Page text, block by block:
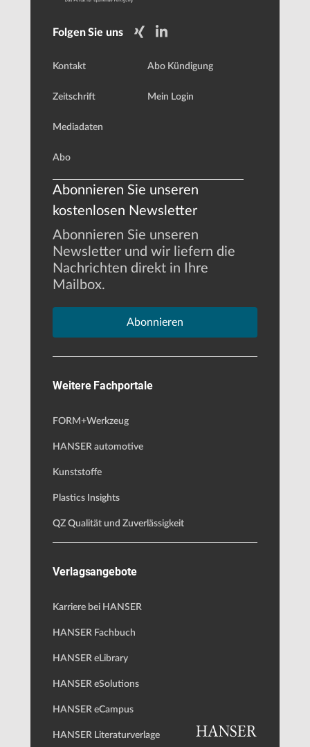
Folgen Sie uns
Kontakt
Zeitschrift
Mediadaten
Abo
Abo Kündigung
Mein Login
Abonnieren Sie unseren
kostenlosen Newsletter
Abonnieren Sie unseren
Newsletter und wir liefern die
Nachrichten direkt in Ihre
Mailbox.
Abonnieren
Weitere Fachportale
FORM+Werkzeug
HANSER automotive
Kunststoffe
Plastics Insights
QZ Qualität und Zuverlässigkeit
Verlagsangebote
Karriere bei HANSER
HANSER Fachbuch
HANSER eLibrary
HANSER eSolutions
HANSER eCampus
HANSER Literaturverlage